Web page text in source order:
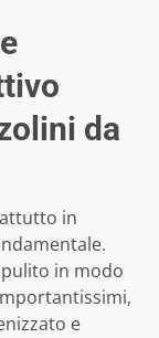
da
in
in modo
e